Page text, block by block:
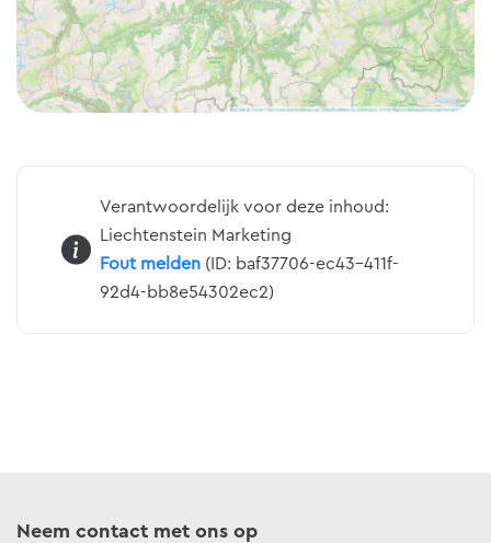
Verantwoordelijk voor deze inhoud:
Liechtenstein Marketing
Fout melden (ID: baf37706-ec43-411f-
92d4-bb8e54302ec2)
Neem contact met ons op